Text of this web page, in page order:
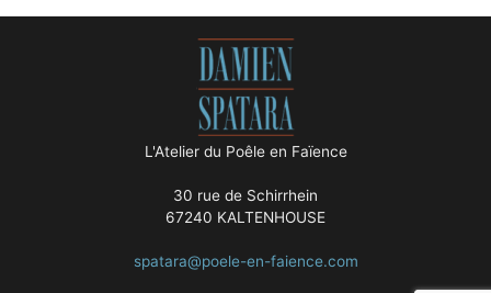
L'Atelier du Poêle en Faïence
30 rue de Schirrhein
67240 KALTENHOUSE
spatara@poele-en-faience.com